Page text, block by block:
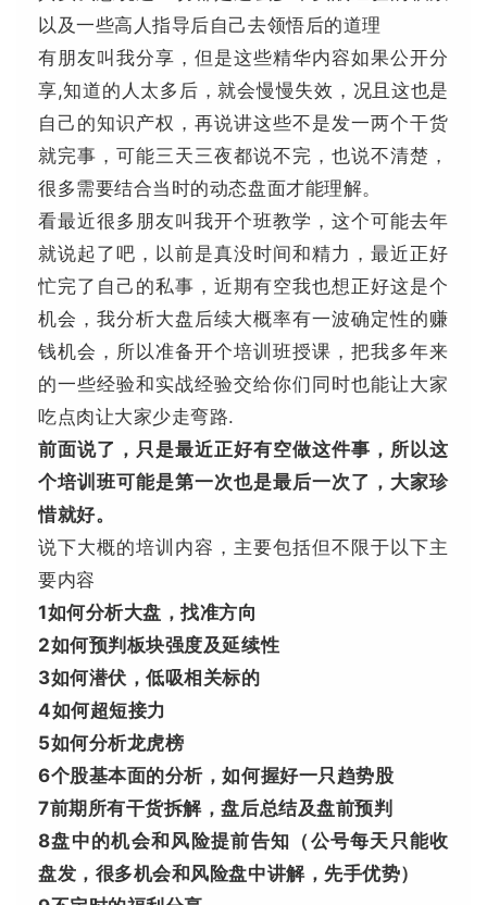
以及一些高人指导后自己去领悟后的道理
有朋友叫我分享，但是这些精华内容如果公开分
享,知道的人太多后，就会慢慢失效，况且这也是
自己的知识产权，再说讲这些不是发一两个干货
就完事，可能三天三夜都说不完，也说不清楚，
很多需要结合当时的动态盘面才能理解。
看最近很多朋友叫我开个班教学，这个可能去年
就说起了吧，以前是真没时间和精力，最近正好
忙完了自己的私事，近期有空我也想正好这是个
机会，我分析大盘后续大概率有一波确定性的赚
钱机会，所以准备开个培训班授课，把我多年来
的一些经验和实战经验交给你们同时也能让大家
吃点肉让大家少走弯路.
前面说了，只是最近正好有空做这件事，所以这
个培训班可能是第一次也是最后一次了，大家珍
惜就好。
说下大概的培训内容，主要包括但不限于以下主
要内容
1如何分析大盘，找准方向
2如何预判板块强度及延续性
3如何潜伏，低吸相关标的
4如何超短接力
5如何分析龙虎榜
6个股基本面的分析，如何握好一只趋势股
7前期所有干货拆解，盘后总结及盘前预判
8盘中的机会和风险提前告知（公号每天只能收
盘发，很多机会和风险盘中讲解，先手优势）